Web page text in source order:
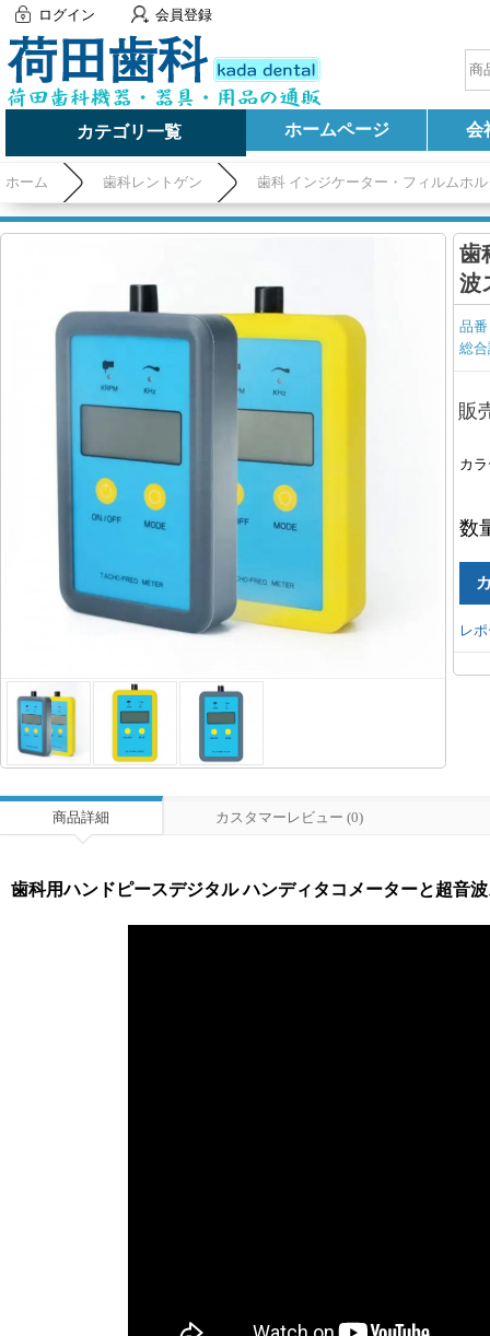
ログイン 会員登録
カテゴリ一覧 ホームページ 会
ホーム 歯科レントゲン 歯科 インジケーター・フィルムホ
歯
波
品
総
販
カ
数
レ
商品詳細 カスタマーレビュー (0)
歯科用ハンドピースデジタル ハンディタコメーターと超音